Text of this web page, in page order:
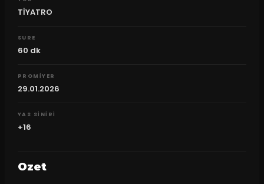
TİYATRO
SURE
60 dk
PROMIYER
29.01.2026
YAS SINIRI
+16
Ozet